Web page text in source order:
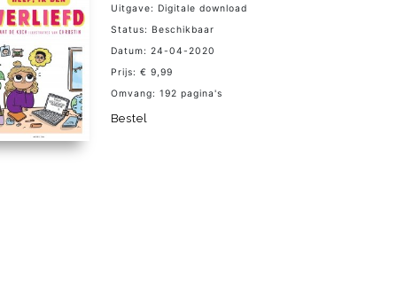
Uitgave: Digitale download
Status: Beschikbaar
Datum: 24-04-2020
Prijs: € 9,99
Omvang: 192 pagina's
Bestel